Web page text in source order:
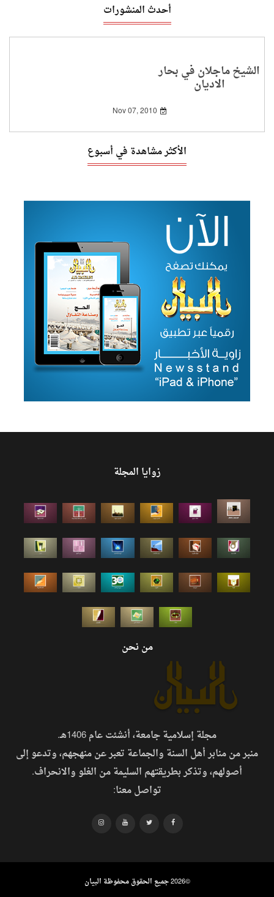
أحدث المنشورات
الشيخ ماجلان في بحار
الاديان
Nov 07, 2010
الأكثر مشاهدة في أسبوع
زوايا المجلة
من نحن
مجلة إسلامية جامعة، أنشئت عام 1406هـ.
منبر من منابر أهل السنة والجماعة تعبر عن منهجهم، وتدعو إلى
أصولهم، وتذكر بطريقتهم السليمة من الغلو والانحراف.
تواصل معنا:
©2026 جميع الحقوق محفوظة البيان